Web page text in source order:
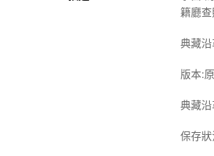
籍廳
典藏
版本:
典藏
保存